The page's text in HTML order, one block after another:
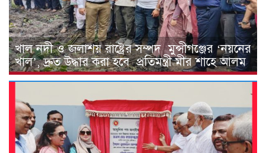
খাল নদী ও জলাশয় রাষ্ট্রের সম্পদ মুন্সীগঞ্জের ‘নয়নের
খাল’, দ্রুত উদ্ধার করা হবে প্রতিমন্ত্রী মীর শাহে আলম